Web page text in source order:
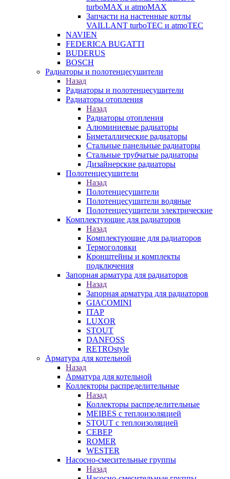
turboMAX и atmoMAX
Запчасти на настенные котлы
VAILLANT turboTEC и atmoTEC
NAVIEN
FEDERICA BUGATTI
BUDERUS
BOSCH
Радиаторы и полотенцесушители
Назад
Радиаторы и полотенцесушители
Радиаторы отопления
Назад
Радиаторы отопления
Алюминиевые радиаторы
Биметаллические радиаторы
Стальные панельные радиаторы
Стальные трубчатые радиаторы
Дизайнерские радиаторы
Полотенцесушители
Назад
Полотенцесушители
Полотенцесушители водяные
Полотенцесушители электрические
Комплектующие для радиаторов
Назад
Комплектующие для радиаторов
Термоголовки
Кронштейны и комплекты
подключения
Запорная арматура для радиаторов
Назад
Запорная арматура для радиаторов
GIACOMINI
ITAP
LUXOR
STOUT
DANFOSS
RETROstyle
Арматура для котельной
Назад
Арматура для котельной
Коллекторы распределительные
Назад
Коллекторы распределительные
MEIBES с теплоизоляцией
STOUT с теплоизоляцией
СЕВЕР
ROMER
WESTER
Насосно-смесительные группы
Назад